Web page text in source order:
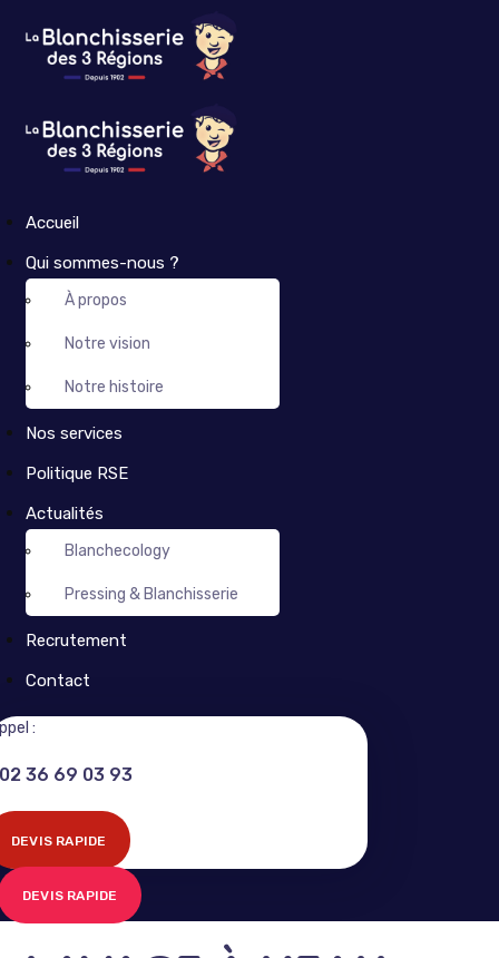
Accueil
Qui sommes-nous ?
À propos
Notre vision
Notre histoire
Nos services
Politique RSE
Actualités
Blanchecology
Pressing & Blanchisserie
Recrutement
Contact
:
02 36 69 03 93
DEVIS RAPIDE
DEVIS RAPIDE